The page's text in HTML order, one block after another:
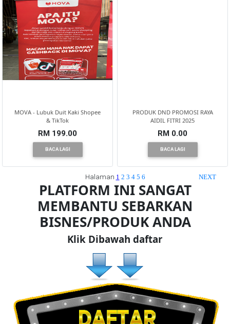
MOVA - Lubuk Duit Kaki Shopee
& TikTok
RM 199.00
BACA LAGI
PRODUK DND PROMOSI RAYA
AIDIL FITRI 2025
RM 0.00
BACA LAGI
Halaman 1 2 3 4 5 6 NEXT
PLATFORM INI SANGAT
MEMBANTU SEBARKAN
BISNES/PRODUK ANDA
Klik Dibawah daftar